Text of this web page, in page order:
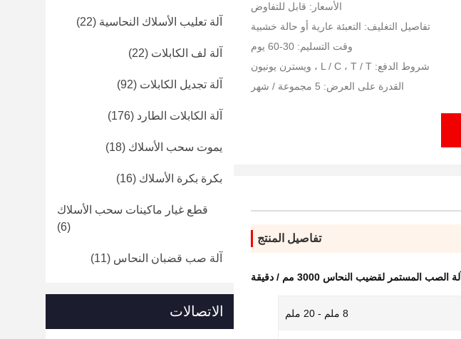
الأسعار: قابل للتفاوض
تفاصيل التغليف: التعبئة عارية أو حالة خشبية
وقت التسليم: 30-60 يوم
شروط الدفع: L / C ، T / T ، ويسترن يونيون
القدرة على العرض: 5 مجموعة / شهر
تفاصيل المنتج
آلة الصب المستمر لقضيب النحاس 3000 مم / دقيقة
8 ملم - 20 ملم
آلة تعليب الأسلاك النحاسية (22)
آلة لف الكابلات (22)
آلة تجديل الكابلات (92)
آلة الكابلات الطارد (176)
يموت سحب الأسلاك (18)
بكرة بكرة الأسلاك (16)
قطع غيار ماكينات سحب الأسلاك
(6)
آلة صب قضبان النحاس (11)
الاتصالات